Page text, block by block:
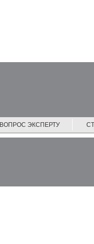
ВОПРОС ЭКСПЕРТУ